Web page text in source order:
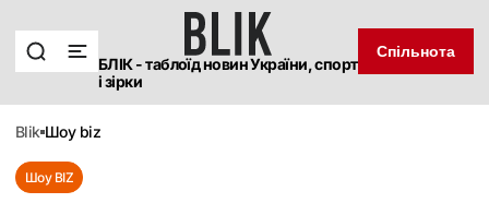
БЛІК - таблоїд новин України, спорт
і зірки
Спільнота
blik шоу biz
Шоу BIZ